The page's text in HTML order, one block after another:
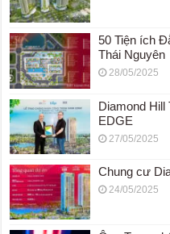
50 Tiện ích
Thái Nguyên
28/05/2025
Diamond
EDGE
27/05/2025
Chung cư
24/05/2025